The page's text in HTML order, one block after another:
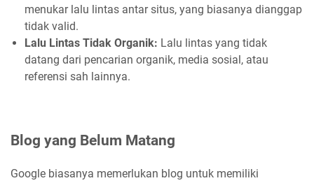
menukar lalu lintas antar situs, yang biasanya dianggap
tidak valid.
Lalu Lintas Tidak Organik: Lalu lintas yang tidak
datang dari pencarian organik, media sosial, atau
referensi sah lainnya.
Blog yang Belum Matang
Google biasanya memerlukan blog untuk memiliki